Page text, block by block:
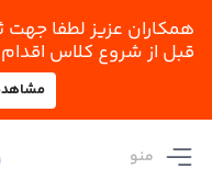
قبل از شروع کلاس اقدام فرمایید
منو